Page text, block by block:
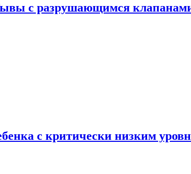
с разрушающимся
с критически низким